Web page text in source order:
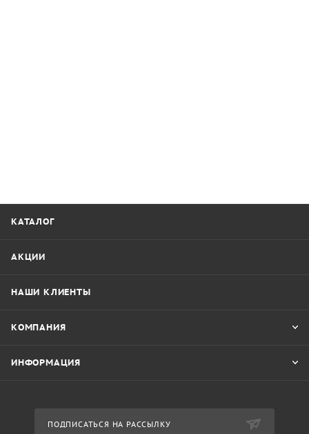
КАТАЛОГ
АКЦИИ
НАШИ КЛИЕНТЫ
КОМПАНИЯ
ИНФОРМАЦИЯ
ПОДПИСАТЬСЯ НА РАССЫЛКУ